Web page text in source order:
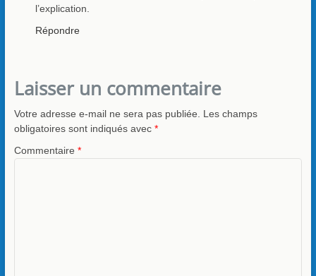
l’explication.
Répondre
Laisser un commentaire
Votre adresse e-mail ne sera pas publiée.
Les champs
obligatoires sont indiqués avec *
Commentaire *